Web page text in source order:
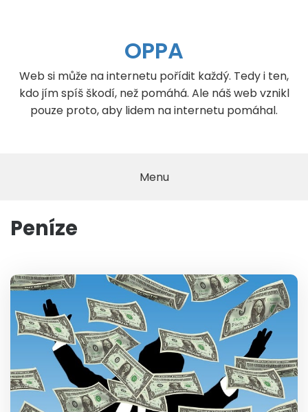
OPPA
Web si může na internetu pořídit každý. Tedy i ten,
kdo jím spíš škodí, než pomáhá. Ale náš web vznikl
pouze proto, aby lidem na internetu pomáhal.
Menu
Peníze